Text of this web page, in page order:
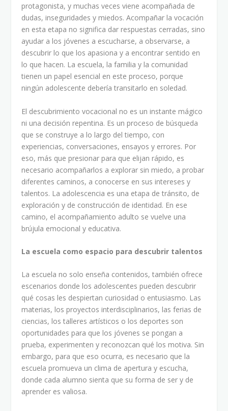
protagonista, y muchas veces viene acompañada de
dudas, inseguridades y miedos. Acompañar la vocación
en esta etapa no significa dar respuestas cerradas, sino
ayudar a los jóvenes a escucharse, a observarse, a
descubrir lo que los apasiona y a encontrar sentido en
lo que hacen. La escuela, la familia y la comunidad
tienen un papel esencial en este proceso, porque
ningún adolescente debería transitarlo en soledad.
El descubrimiento vocacional no es un instante mágico
ni una decisión repentina. Es un proceso de búsqueda
que se construye a lo largo del tiempo, con
experiencias, conversaciones, ensayos y errores. Por
eso, más que presionar para que elijan rápido, es
necesario acompañarlos a explorar sin miedo, a probar
diferentes caminos, a conocerse en sus intereses y
talentos. La adolescencia es una etapa de tránsito, de
exploración y de construcción de identidad. En ese
camino, el acompañamiento adulto se vuelve una
brújula emocional y educativa.
La escuela como espacio para descubrir talentos
La escuela no solo enseña contenidos, también ofrece
escenarios donde los adolescentes pueden descubrir
qué cosas les despiertan curiosidad o entusiasmo. Las
materias, los proyectos interdisciplinarios, las ferias de
ciencias, los talleres artísticos o los deportes son
oportunidades para que los jóvenes se pongan a
prueba, experimenten y reconozcan qué los motiva. Sin
embargo, para que eso ocurra, es necesario que la
escuela promueva un clima de apertura y escucha,
donde cada alumno sienta que su forma de ser y de
aprender es valiosa.